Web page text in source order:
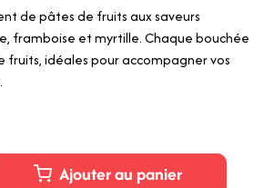
de pâtes de fruits aux saveurs
framboise et myrtille. Chaque bouchée
fruits, idéales pour accompagner vos
Ajouter au panier